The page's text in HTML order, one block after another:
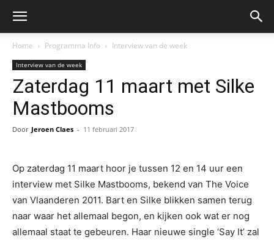
Home Programma Info Interview van de week
Interview van de week
Zaterdag 11 maart met Silke
Mastbooms
Door Jeroen Claes - 11 februari 2017
Op zaterdag 11 maart hoor je tussen 12 en 14 uur een
interview met Silke Mastbooms, bekend van The Voice
van Vlaanderen 2011. Bart en Silke blikken samen terug
naar waar het allemaal begon, en kijken ook wat er nog
allemaal staat te gebeuren. Haar nieuwe single ‘Say It’ zal